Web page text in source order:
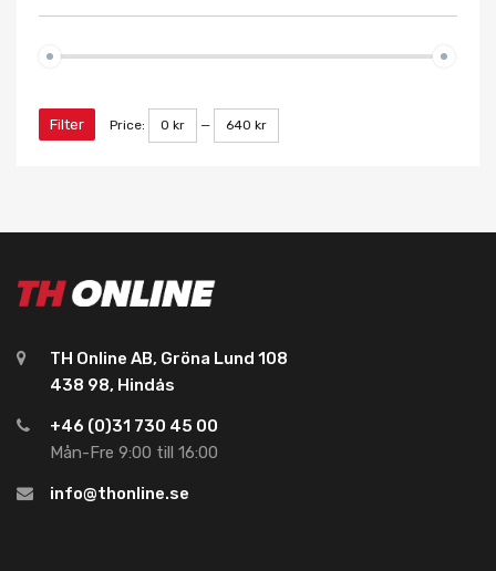
Filter Price: 0 kr — 640 kr
TH Online AB, Gröna Lund 108
438 98, Hindås
+46 (0)31 730 45 00
Mån-Fre 9:00 till 16:00
info@thonline.se